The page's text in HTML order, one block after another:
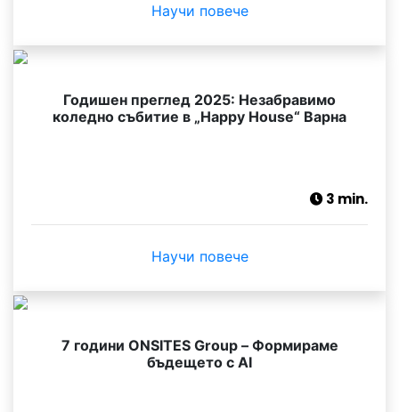
Научи повече
Годишен преглед 2025: Незабравимо
коледно събитие в „Happy House“ Варна
3 min.
Научи повече
7 години ONSITES Group – Формираме
бъдещето с AI